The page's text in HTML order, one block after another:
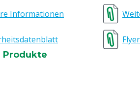
Dieses
bestimmten
werden.
Informationen
Flyer
Produkte